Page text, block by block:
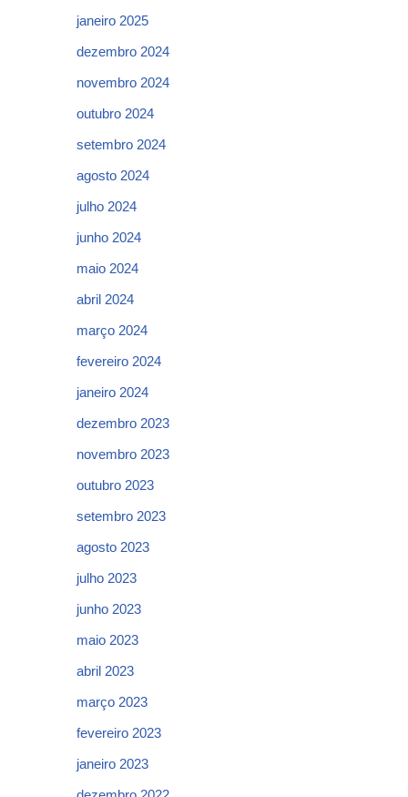
janeiro 2025
dezembro 2024
novembro 2024
outubro 2024
setembro 2024
agosto 2024
julho 2024
junho 2024
maio 2024
abril 2024
março 2024
fevereiro 2024
janeiro 2024
dezembro 2023
novembro 2023
outubro 2023
setembro 2023
agosto 2023
julho 2023
junho 2023
maio 2023
abril 2023
março 2023
fevereiro 2023
janeiro 2023